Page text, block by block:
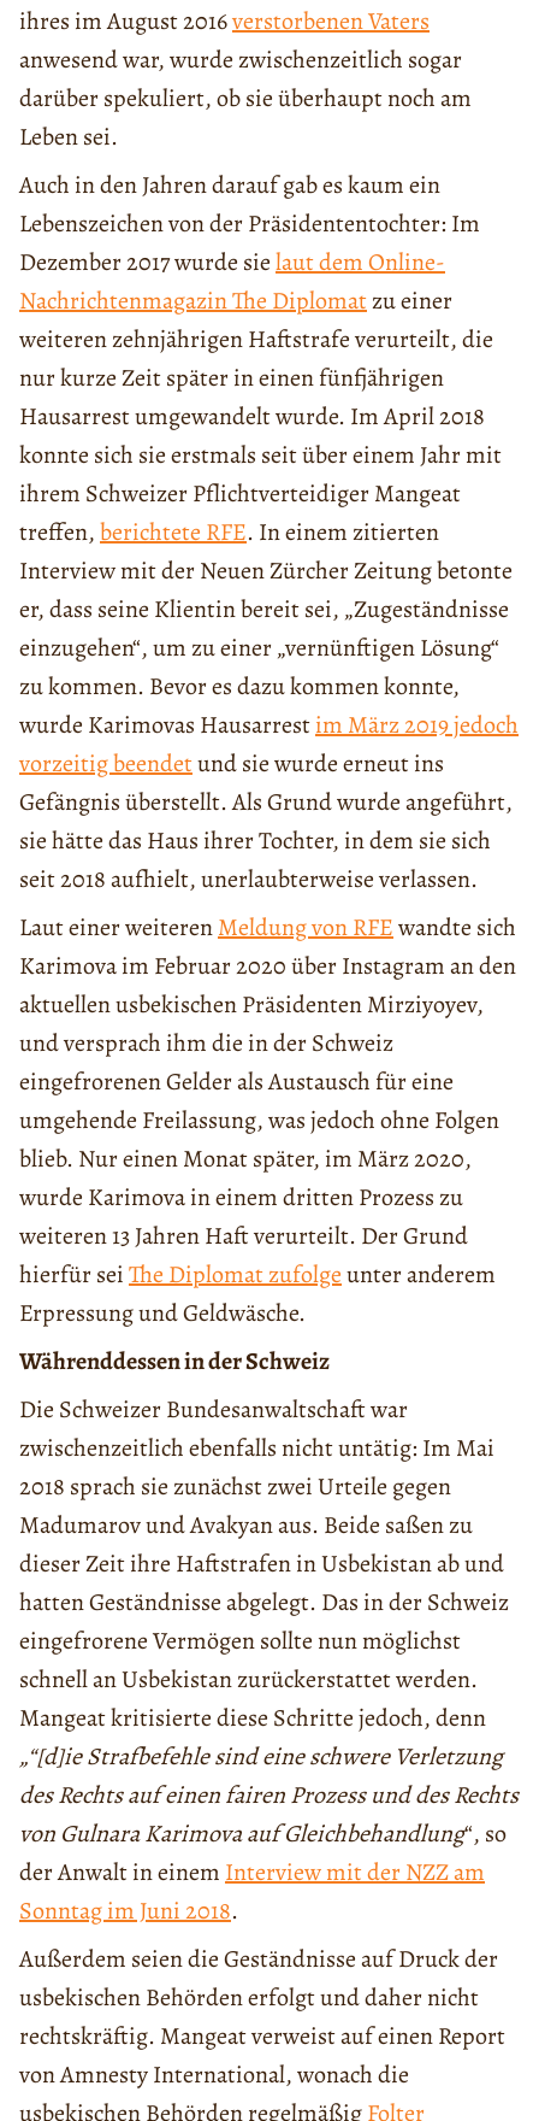
ihres im August 2016verstorbenen Vaters
anwesend war, wurde zwischenzeitlich sogar
darüber spekuliert, ob sie überhaupt noch am
Leben sei.
Auch in den Jahren darauf gab es kaum ein
Lebenszeichen von der Präsidententochter: Im
Dezember 2017 wurde sielaut dem Online-
Nachrichtenmagazin The Diplomatzu einer
weiteren zehnjährigen Haftstrafe verurteilt, die
nur kurze Zeit später in einen fünfjährigen
Hausarrest umgewandelt wurde. Im April 2018
konnte sich sie erstmals seit über einem Jahr mit
ihrem Schweizer Pflichtverteidiger Mangeat
treffen,berichtete RFE. In einem zitierten
Interview mit der Neuen Zürcher Zeitung betonte
er, dass seine Klientin bereit sei, „Zugeständnisse
einzugehen“, um zu einer „vernünftigen Lösung“
zu kommen. Bevor es dazu kommen konnte,
wurde Karimovas Hausarrestim März 2019 jedoch
vorzeitig beendetund sie wurde erneut ins
Gefängnis überstellt. Als Grund wurde angeführt,
sie hätte das Haus ihrer Tochter, in dem sie sich
seit 2018 aufhielt, unerlaubterweise verlassen.
Laut einer weiterenMeldung von RFEwandte sich
Karimova im Februar 2020 über Instagram an den
aktuellen usbekischen Präsidenten Mirziyoyev,
und versprach ihm die in der Schweiz
eingefrorenen Gelder als Austausch für eine
umgehende Freilassung, was jedoch ohne Folgen
blieb. Nur einen Monat später, im März 2020,
wurde Karimova in einem dritten Prozess zu
weiteren 13 Jahren Haft verurteilt. Der Grund
hierfür seiThe Diplomat zufolgeunter anderem
Erpressung und Geldwäsche.
Währenddessen in der Schweiz
Die Schweizer Bundesanwaltschaft war
zwischenzeitlich ebenfalls nicht untätig: Im Mai
2018 sprach sie zunächst zwei Urteile gegen
Madumarov und Avakyan aus. Beide saßen zu
dieser Zeit ihre Haftstrafen in Usbekistan ab und
hatten Geständnisse abgelegt. Das in der Schweiz
eingefrorene Vermögen sollte nun möglichst
schnell an Usbekistan zurückerstattet werden.
Mangeat kritisierte diese Schritte jedoch, denn
„“[d]ie Strafbefehle sind eine schwere Verletzung
des Rechts auf einen fairen Prozess und des Rechts
von Gulnara Karimova auf Gleichbehandlung“, so
der Anwalt in einem Interview mit der NZZ am
Sonntag im Juni 2018.
Außerdem seien die Geständnisse auf Druck der
usbekischen Behörden erfolgt und daher nicht
rechtskräftig. Mangeat verweist auf einen Report
von Amnesty International, wonach die
usbekischen Behörden regelmäßigFolter